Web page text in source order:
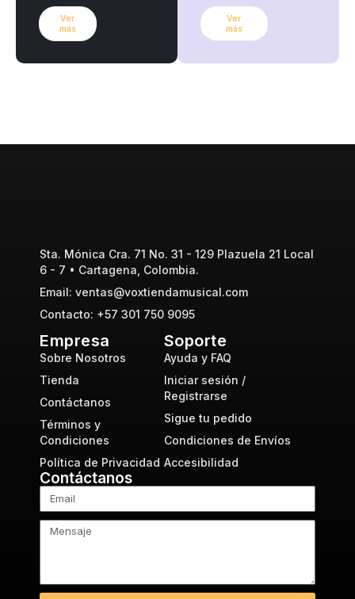
Ver
más
Ver
más
Sta. Mónica Cra. 71 No. 31 - 129 Plazuela 21 Local
6 - 7 • Cartagena, Colombia.
Email: ventas@voxtiendamusical.com
Contacto: +57 301 750 9095
Empresa
Sobre Nosotros
Tienda
Contáctanos
Términos y
Condiciones
Política de Privacidad
Soporte
Ayuda y FAQ
Iniciar sesión /
Registrarse
Sigue tu pedido
Condiciones de Envíos
Accesibilidad
Contáctanos